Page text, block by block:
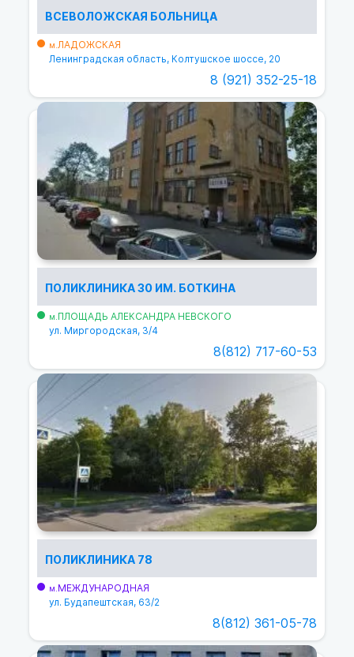
ВСЕВОЛОЖСКАЯ БОЛЬНИЦА
м.ЛАДОЖСКАЯ
Ленинградская область, Колтушское шоссе, 20
8 (921) 352-25-18
ПОЛИКЛИНИКА 30 ИМ. БОТКИНА
м.ПЛОЩАДЬ АЛЕКСАНДРА НЕВСКОГО
ул. Миргородская, 3/4
8(812) 717-60-53
ПОЛИКЛИНИКА 78
м.МЕЖДУНАРОДНАЯ
ул. Будапештская, 63/2
8(812) 361-05-78